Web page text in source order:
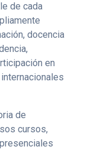
de cada
docencia
en
de
cursos,